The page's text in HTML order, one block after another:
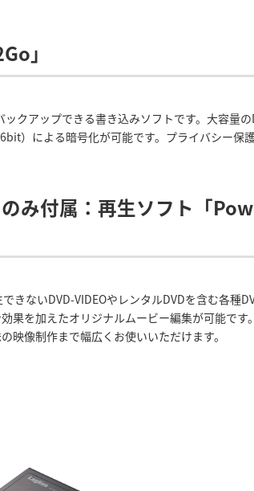
」
クアップできる書き込みソフトです。大容量
）による暗号化が可能です。プライバシー保
のみ付属：再生ソフト「
できないDVD-VIDEOやレンタルDVDを含む各
果を加えたオリジナルムービー編集が可能で
映像制作まで幅広くお使いいただけます。